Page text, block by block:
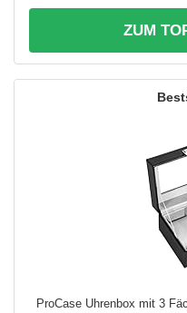
ZUM
ProCase Uhrenbox mit 3